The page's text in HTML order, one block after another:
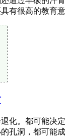
具有很高的教育
化。都可能决
孔洞，都可能